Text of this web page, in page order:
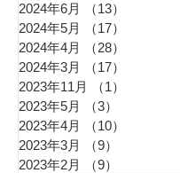
2024年6月
（13）
2024年5月
（17）
2024年4月
（28）
2024年3月
（17）
2023年11月
（1）
2023年5月
（3）
2023年4月
（10）
2023年3月
（9）
2023年2月
（9）